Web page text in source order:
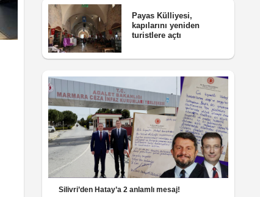
Payas Külliyesi,
kapılarını yeniden
turistlere açtı
Silivri’den Hatay’a 2 anlamlı mesaj!